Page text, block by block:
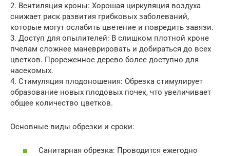
2. Вентиляция кроны: Хорошая циркуляция воздуха
снижает риск развития грибковых заболеваний,
которые могут ослабить цветение и повредить завязи.
3. Доступ для опылителей: В слишком плотной кроне
пчелам сложнее маневрировать и добираться до всех
цветков. Прореженное дерево более доступно для
насекомых.
4. Стимуляция плодоношения: Обрезка стимулирует
образование новых плодовых почек, что увеличивает
общее количество цветков.
Основные виды обрезки и сроки:
Санитарная обрезка: Проводится ежегодно